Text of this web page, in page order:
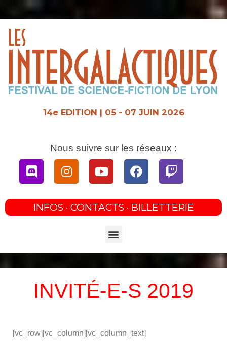
14e EDITION | 05 - 07 JUIN 2026
Nous suivre sur les réseaux :
DiscordInstagramYoutubeFacebookTwitch
INFOS · CONTACTS · BILLETTERIE
Menu
INVITÉ-E-S 2019
[vc_row][vc_column][vc_column_text]